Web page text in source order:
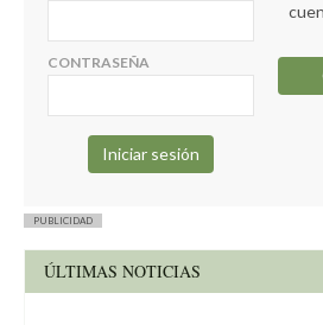
CONTRASEÑA
PUBLICIDAD
ÚLTIMAS NOTICIAS